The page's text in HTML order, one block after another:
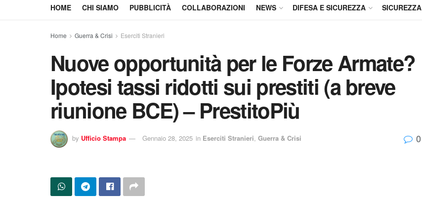
HOME CHI SIAMO PUBBLICITÀ COLLABORAZIONI NEWS DIFESA E SICUREZZA SICUREZZA
Home Guerra & Crisi Eserciti Stranieri
Nuove opportunità per le Forze Armate?
Ipotesi tassi ridotti sui prestiti (a breve
riunione BCE) – PrestitoPiù
by Ufficio Stampa Gennaio 28, 2025 in Eserciti Stranieri, Guerra & Crisi 0